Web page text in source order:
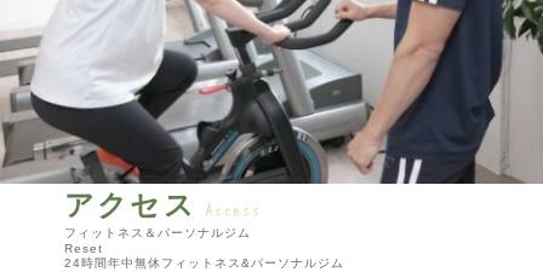
アクセス
フィットネス＆パーソナルジム
Reset
24時間年中無休フィットネス&パーソナルジム